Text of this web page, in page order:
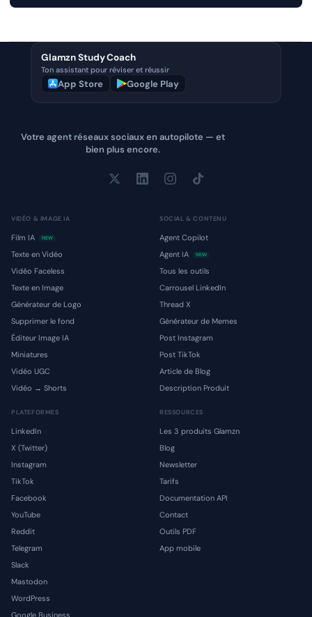
Glamzn Study Coach
Ton assistant pour réviser et réussir
App Store Google Play
Votre agent réseaux sociaux en autopilote — et
bien plus encore.
VIDÉO & IMAGE IA
Film IA NEW
Texte en Vidéo
Vidéo Faceless
Texte en Image
Générateur de Logo
Supprimer le fond
Éditeur Image IA
Miniatures
Vidéo UGC
Vidéo → Shorts
SOCIAL & CONTENU
Agent Copilot
Agent IA
NEW
Tous les outils
Carrousel LinkedIn
Thread X
Générateur de Memes
Post Instagram
Post TikTok
Article de Blog
Description Produit
PLATEFORMES
LinkedIn
X (Twitter)
Instagram
TikTok
Facebook
YouTube
Reddit
Telegram
Slack
Mastodon
WordPress
Google Business
RESSOURCES
Les 3 produits Glamzn
Blog
Newsletter
Tarifs
Documentation API
Contact
Outils PDF
App mobile